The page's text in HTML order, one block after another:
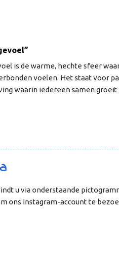
is de warme, hechte sfeer
voelen. Het staat voor
waarin iedereen samen
u via onderstaande
ons Instagram-account te